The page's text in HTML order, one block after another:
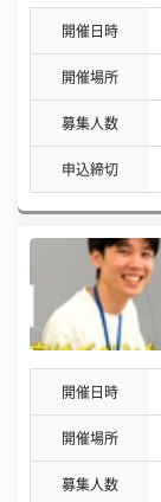
開催日時
開催場所
募集人数
申込締切
開催日時
開催場所
募集人数